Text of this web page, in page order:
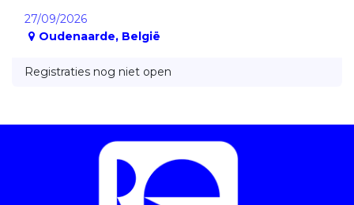
27/09/2026
Oudenaarde, België
Registraties nog niet open